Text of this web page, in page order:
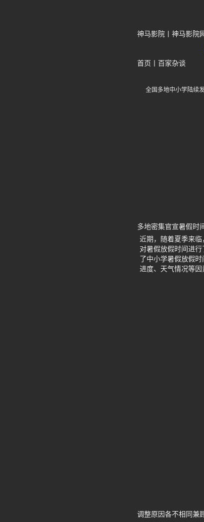
神马影院 神马影院
首页 百家杂谈
全国多地中小学陆续
多地密集官宣暑假时
近期，随着夏季来
对暑假放假时间进
了中小学暑假放假
进度、天气情况等因
调整原因各不相同兼